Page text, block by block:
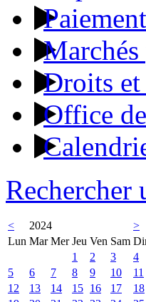
Droits et
Office
Rechercher
< 2024
>
Lun Mar Mer Jeu Ven Sam
1
2 3
4
5
6 7 8 9 10
11
12
13 14 15 16 17
18